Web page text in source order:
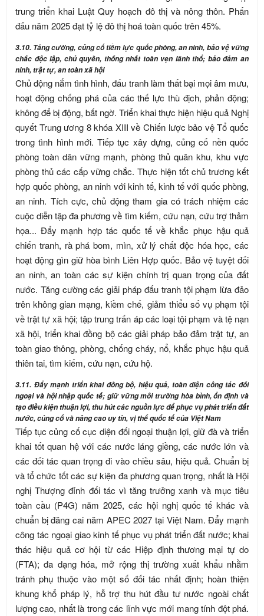
trung triển khai Luật Quy hoạch đô thị và nông thôn. Phấn
đấu năm 2025 đạt tỷ lệ đô thị hoá toàn quốc trên 45%.
3.10. Tăng cường, củng cố tiềm lực quốc phòng, an ninh, bảo vệ vững
chắc độc lập, chủ quyền, thống nhất toàn vẹn lãnh thổ; bảo đảm an
ninh, trật tự, an toàn xã hội
Chủ động nắm tình hình, đấu tranh làm thất bại mọi âm mưu,
hoạt động chống phá của các thế lực thù địch, phản động;
không để bị động, bất ngờ. Triển khai thực hiện hiệu quả Nghị
quyết Trung ương 8 khóa XIII về Chiến lược bảo vệ Tổ quốc
trong tình hình mới. Tiếp tục xây dựng, củng cố nền quốc
phòng toàn dân vững mạnh, phòng thủ quân khu, khu vực
phòng thủ các cấp vững chắc. Thực hiện tốt chủ trương kết
hợp quốc phòng, an ninh với kinh tế, kinh tế với quốc phòng,
an ninh. Tích cực, chủ động tham gia có trách nhiệm các
cuộc diễn tập đa phương về tìm kiếm, cứu nạn, cứu trợ thảm
họa... Đẩy mạnh hợp tác quốc tế về khắc phục hậu quả
chiến tranh, rà phá bom, mìn, xử lý chất độc hóa học, các
hoạt động gìn giữ hòa bình Liên Hợp quốc. Bảo vệ tuyệt đối
an ninh, an toàn các sự kiện chính trị quan trọng của đất
nước. Tăng cường các giải pháp đấu tranh tội phạm lừa đảo
trên không gian mạng, kiềm chế, giảm thiểu số vụ phạm tội
về trật tự xã hội; tập trung trấn áp các loại tội phạm và tệ nạn
xã hội, triển khai đồng bộ các giải pháp bảo đảm trật tự, an
toàn giao thông, phòng, chống cháy, nổ, khắc phục hậu quả
thiên tai, tìm kiếm, cứu nạn, cứu hộ.
3.11. Đẩy mạnh triển khai đồng bộ, hiệu quả, toàn diện công tác đối
ngoại và hội nhập quốc tế; giữ vững môi trường hòa bình, ổn định và
tạo điều kiện thuận lợi, thu hút các nguồn lực để phục vụ phát triển đất
nước, củng cố và nâng cao uy tín, vị thế quốc tế của Việt Nam
Tiếp tục củng cố cục diện đối ngoại thuận lợi, giữ đà và triển
khai tốt quan hệ với các nước láng giềng, các nước lớn và
các đối tác quan trọng đi vào chiều sâu, hiệu quả. Chuẩn bị
và tổ chức tốt các sự kiện đa phương quan trọng, nhất là Hội
nghị Thượng đỉnh đối tác vì tăng trưởng xanh và mục tiêu
toàn cầu (P4G) năm 2025, các hội nghị quốc tế khác và
chuẩn bị đăng cai năm APEC 2027 tại Việt Nam. Đẩy mạnh
công tác ngoại giao kinh tế phục vụ phát triển đất nước; khai
thác hiệu quả cơ hội từ các Hiệp định thương mại tự do
(FTA); đa dạng hóa, mở rộng thị trường xuất khẩu nhằm
tránh phụ thuộc vào một số đối tác nhất định; hoàn thiện
khung khổ pháp lý, hỗ trợ thu hút đầu tư nước ngoài chất
lượng cao, nhất là trong các lĩnh vực mới mang tính đột phá.